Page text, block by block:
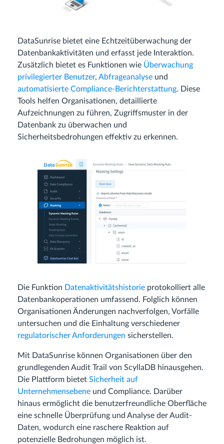
DataSunrise bietet eine Echtzeitüberwachung der
Datenbankaktivitäten und erfasst jede Interaktion.
Zusätzlich bietet es Funktionen wie Überwachung
privilegierter Benutzer, Abfrageanalyse und
automatisierte Compliance-Berichterstattung. Diese
Tools helfen Organisationen, detaillierte
Aufzeichnungen zu führen, Zugriffsmuster in der
Datenbank zu überwachen und
Sicherheitsbedrohungen effektiv zu erkennen.
Die Funktion Datenaktivitätshistorie protokolliert alle
Datenbankoperationen umfassend. Folglich können
Organisationen Änderungen nachverfolgen, Vorfälle
untersuchen und die Einhaltung verschiedener
regulatorischer Anforderungen sicherstellen.
Mit DataSunrise können Organisationen über den
grundlegenden Audit Trail von ScyllaDB hinausgehen.
Die Plattform bietet Sicherheit auf
Unternehmensebene und Compliance. Darüber
hinaus ermöglicht die benutzerfreundliche Oberfläche
eine schnelle Überprüfung und Analyse der Audit-
Daten, wodurch eine raschere Reaktion auf
potenzielle Bedrohungen möglich ist.